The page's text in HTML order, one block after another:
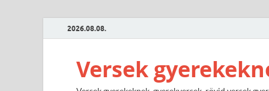
2026.08.08.
Versek